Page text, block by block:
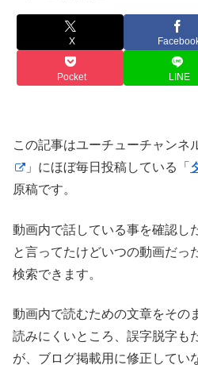
X
Pocket LINE
この記事はユーチューチャンネ
」にほぼ毎日投稿している「
原稿です。
動画内で話している事を確認し
と言ってたけどいつの動画だっ
検索できます。
動画内で読むための文章をその
読みにくいところ、誤字脱字も
が、ブログ掲載用に修正してい